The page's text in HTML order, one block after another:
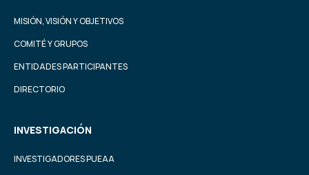
MISIÓN, VISIÓN Y OBJETIVOS
COMITÉ Y GRUPOS
ENTIDADES PARTICIPANTES
DIRECTORIO
INVESTIGACIÓN
INVESTIGADORES PUEAA